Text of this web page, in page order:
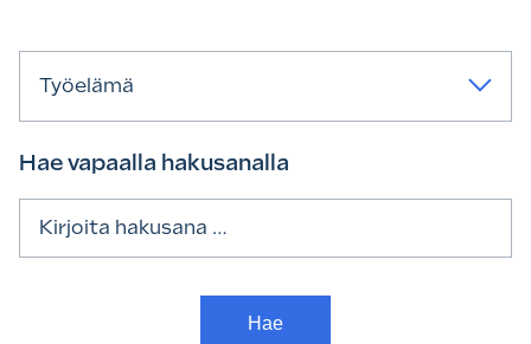
Työelämä
Hae vapaalla hakusanalla